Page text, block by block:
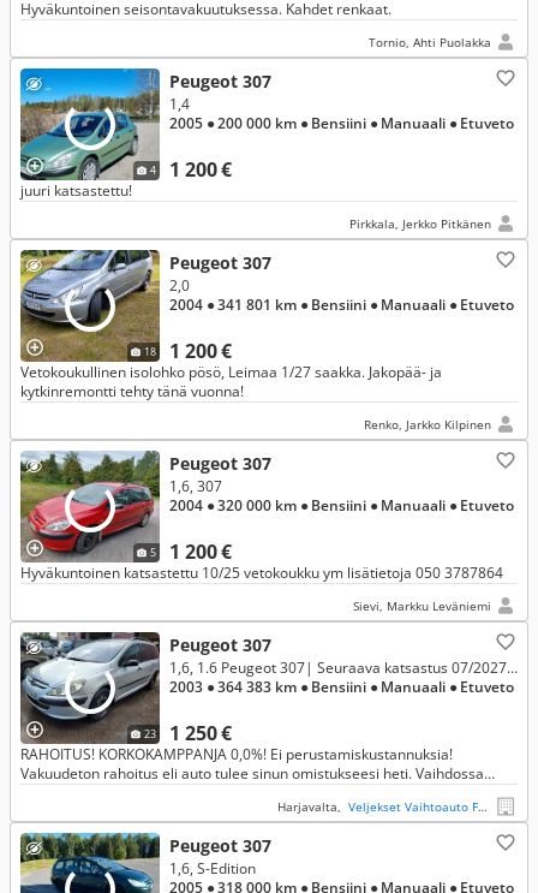
Hyväkuntoinen seisontavakuutuksessa. Kahdet renkaat.
Tornio, Ahti Puolakka
4
Peugeot 307
1 200 €
1,4
2005 ● 200 000 km ● Bensiini ● Manuaali ● Etuveto
juuri katsastettu!
Pirkkala, Jerkko Pitkänen
18
Peugeot 307
1 200 €
2,0
2004 ● 341 801 km ● Bensiini ● Manuaali ● Etuveto
Vetokoukullinen isolohko pösö, Leimaa 1/27 saakka. Jakopää- ja
kytkinremontti tehty tänä vuonna!
Renko, Jarkko Kilpinen
5
Peugeot 307
1 200 €
1,6, 307
2004 ● 320 000 km ● Bensiini ● Manuaali ● Etuveto
Hyväkuntoinen katsastettu 10/25 vetokoukku ym lisätietoja 050 3787864
Sievi, Markku Leväniemi
23
Peugeot 307
1 250 €
1,6, 1.6 Peugeot 307| Seuraava katsastus 07/2027| Edullinen käyttöauto| *RAHOITUS KORKO JOPA 0,0% & VAIHTO*
2003 ● 364 383 km ● Bensiini ● Manuaali ● Etuveto
RAHOITUS! KORKOKAMPPANJA 0,0%! Ei perustamiskustannuksia!
Vakuudeton rahoitus eli auto tulee sinun omistukseesi heti. Vaihdossa
Harjavalta, Veljekset Vaihtoauto Fager Oy
Peugeot 307
1,6, S-Edition
2005 ● 318 000 km ● Bensiini ● Manuaali ● Etuveto